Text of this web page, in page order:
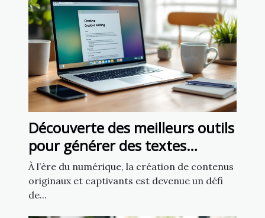
Découverte des meilleurs outils
pour générer des textes
créatifs
À l’ère du numérique, la création de contenus
originaux et captivants est devenue un défi
de...